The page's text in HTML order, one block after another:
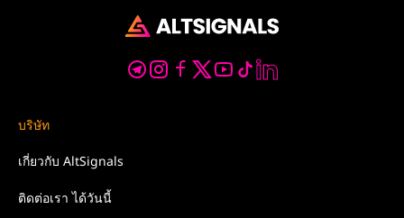
บริษัท
เกี่ยวกับ AltSignals
ติดต่อเราได้วันนี้